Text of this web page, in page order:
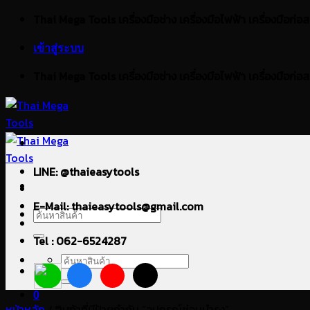
เข้าสู่ระบบ
ค้นหา:
ค้นหา:
0
LINE: @thaieasytools
E-Mail: thaieasytools@gmail.com
Tel : 062-6524287